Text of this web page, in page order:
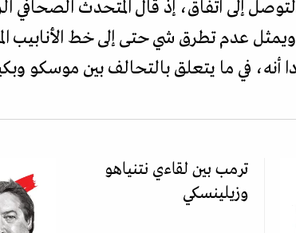
إلى اتفاق، إذ قال المتحدث
عدم تطرق شي حتى إلى خط الأنابيب
في ما يتعلق بالتحالف بين موسكو
ترمب بين لقاءي نتنياهو
وزيلينسكي